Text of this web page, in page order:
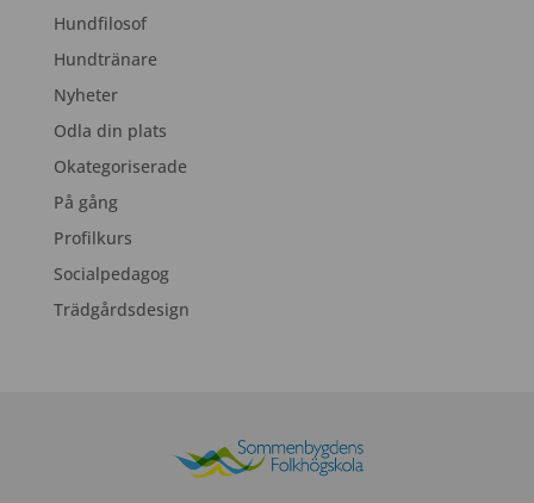
Hundfilosof
Hundtränare
Nyheter
Odla din plats
Okategoriserade
På gång
Profilkurs
Socialpedagog
Trädgårdsdesign